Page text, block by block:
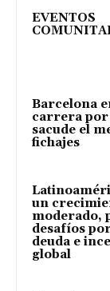
EVENTOS
Barcelona
carrera
sacude el
fichajes
un
moderado,
desafíos
deuda e
global